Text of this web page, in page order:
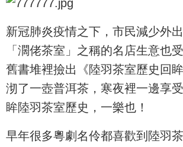
新冠肺炎疫情之下，市民減少外
「濶佬茶室」之稱的名店生意也
舊書堆裡撿出《陸羽茶室歷史回
沏了一壺普洱茶，寒夜裡一邊享
眸陸羽茶室歷史，一樂也！
早年很多粵劇名伶都喜歡到陸羽